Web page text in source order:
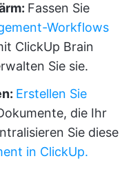
Fassen Sie
Workflows
ClickUp Brain
Sie sie.
Erstellen Sie
die Ihr
Sie diese
in ClickUp.